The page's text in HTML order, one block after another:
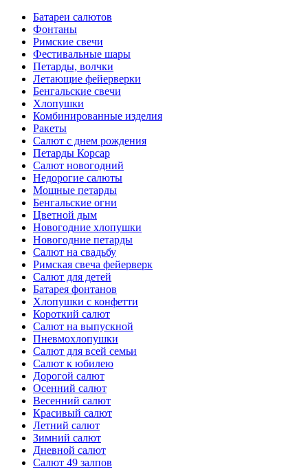
Батареи салютов
Фонтаны
Римские свечи
Фестивальные шары
Петарды, волчки
Летающие фейерверки
Бенгальские свечи
Хлопушки
Комбинированные изделия
Ракеты
Салют с днем рождения
Петарды Корсар
Салют новогодний
Недорогие салюты
Мощные петарды
Бенгальские огни
Цветной дым
Новогодние хлопушки
Новогодние петарды
Салют на свадьбу
Римская свеча фейерверк
Салют для детей
Батарея фонтанов
Хлопушки с конфетти
Короткий салют
Салют на выпускной
Пневмохлопушки
Салют для всей семьи
Салют к юбилею
Дорогой салют
Осенний салют
Весенний салют
Красивый салют
Летний салют
Зимний салют
Дневной салют
Салют 49 залпов